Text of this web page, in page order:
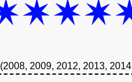
(2008, 2009, 2012, 2013,